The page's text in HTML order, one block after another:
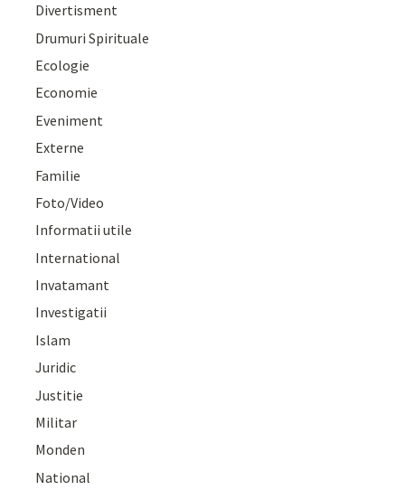
Divertisment
Drumuri Spirituale
Ecologie
Economie
Eveniment
Externe
Familie
Foto/Video
Informatii utile
International
Invatamant
Investigatii
Islam
Juridic
Justitie
Militar
Monden
National